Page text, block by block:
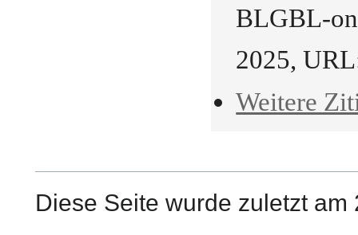
BLGBL-
2025,
Weitere
Diese Seite wurde zuletzt